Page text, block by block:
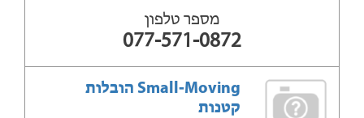
מספר טלפון
077-571-0872
Small-Moving הובלות
קטנות